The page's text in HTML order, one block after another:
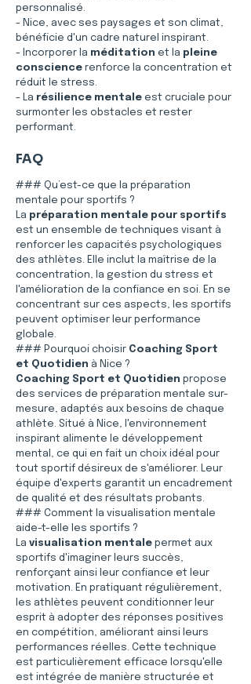
personnalisé.
- Nice, avec ses paysages et son climat,
bénéficie d'un cadre naturel inspirant.
- Incorporer la méditation et la pleine
conscience renforce la concentration et
réduit le stress.
- La résilience mentale est cruciale pour
surmonter les obstacles et rester
performant.
FAQ
### Qu’est-ce que la préparation
mentale pour sportifs ?
La préparation mentale pour sportifs
est un ensemble de techniques visant à
renforcer les capacités psychologiques
des athlètes. Elle inclut la maîtrise de la
concentration, la gestion du stress et
l'amélioration de la confiance en soi. En se
concentrant sur ces aspects, les sportifs
peuvent optimiser leur performance
globale.
### Pourquoi choisir Coaching Sport
et Quotidien à Nice ?
Coaching Sport et Quotidien propose
des services de préparation mentale sur-
mesure, adaptés aux besoins de chaque
athlète. Situé à Nice, l'environnement
inspirant alimente le développement
mental, ce qui en fait un choix idéal pour
tout sportif désireux de s'améliorer. Leur
équipe d'experts garantit un encadrement
de qualité et des résultats probants.
### Comment la visualisation mentale
aide-t-elle les sportifs ?
La visualisation mentale permet aux
sportifs d'imaginer leurs succès,
renforçant ainsi leur confiance et leur
motivation. En pratiquant régulièrement,
les athlètes peuvent conditionner leur
esprit à adopter des réponses positives
en compétition, améliorant ainsi leurs
performances réelles. Cette technique
est particulièrement efficace lorsqu'elle
est intégrée de manière structurée et